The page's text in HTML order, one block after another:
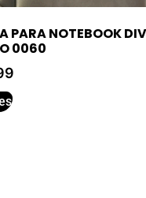
PARA NOTEBOOK
0060